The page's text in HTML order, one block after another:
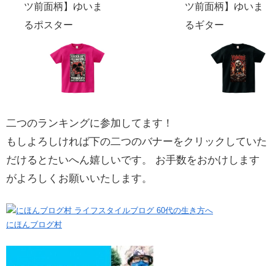
ツ前面柄】ゆいま
るポスター
ツ前面柄】ゆいま
るギター
二つのランキングに参加してます！
もしよろしければ下の二つのバナーをクリックしていた
だけるとたいへん嬉しいです。 お手数をおかけします
がよろしくお願いいたします。
にほんブログ村